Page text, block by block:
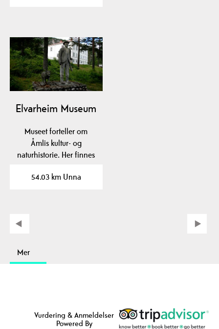
Elvarheim Museum
Museet forteller om
Åmlis kultur- og
naturhistorie. Her finnes
utstoppede…
54.03 km Unna
Mer
Vurdering & Anmeldelser
Powered By